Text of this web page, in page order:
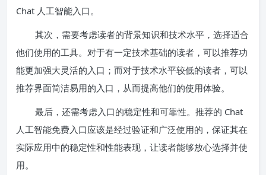
Chat 人工智能入口。
其次，需要考虑读者的背景知识和技术水平，选择适合
他们使用的工具。对于有一定技术基础的读者，可以推荐功
能更加强大灵活的入口；而对于技术水平较低的读者，可以
推荐界面简洁易用的入口，从而提高他们的使用体验。
最后，还需考虑入口的稳定性和可靠性。推荐的 Chat
人工智能免费入口应该是经过验证和广泛使用的，保证其在
实际应用中的稳定性和性能表现，让读者能够放心选择并使
用。